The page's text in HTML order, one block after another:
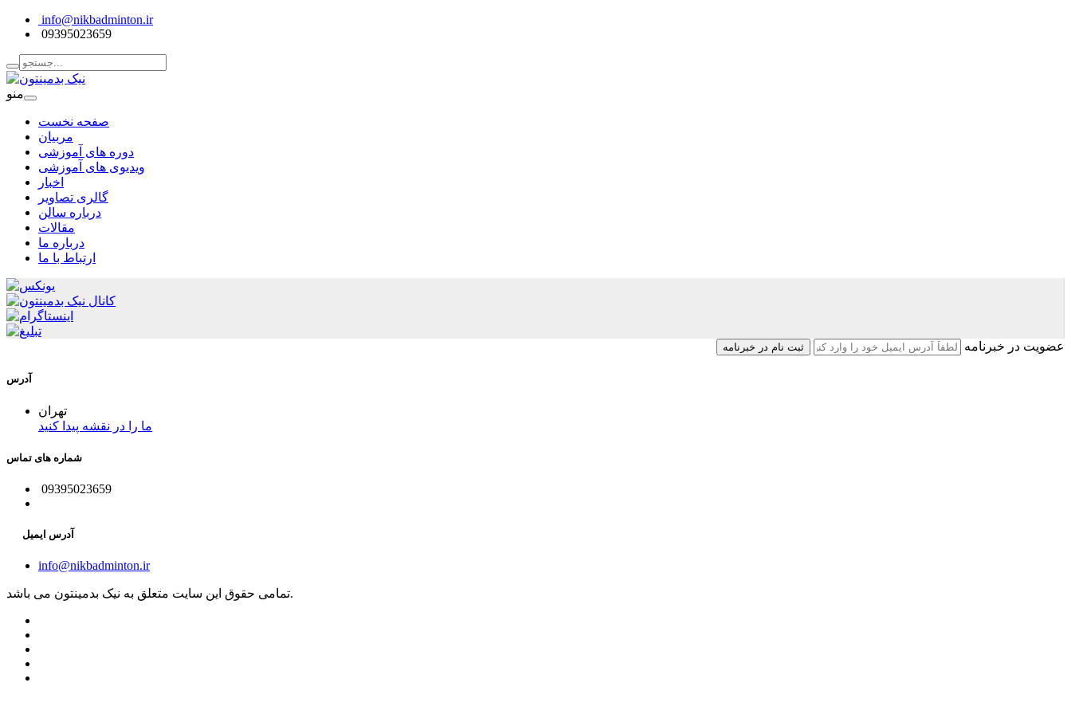
info@nikbadminton.ir
09395023659
منو
صفحه نخست
مربیان
دوره های آموزشی
ویدیوی های آموزشی
اخبار
گالری تصاویر
درباره سالن
مقالات
درباره ما
ارتباط با ما
عضویت در خبرنامه
آدرس
تهران
ما را در نقشه پیدا کنید
شماره های تماس
09395023659
آدرس ایمیل
info@nikbadminton.ir
تمامی حقوق این سایت متعلق به نیک بدمینتون می باشد.